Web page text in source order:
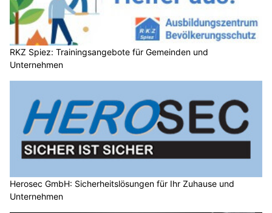
RKZ Spiez: Trainingsangebote für Gemeinden und
Unternehmen
Herosec GmbH: Sicherheitslösungen für Ihr Zuhause und
Unternehmen